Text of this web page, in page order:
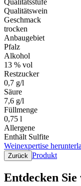
Qualitätswein
Geschmack
trocken
Anbaugebiet
Pfalz
Alkohol
13 % vol
Restzucker
0,7 g/l
Säure
7,6 g/l
Füllmenge
0,75 l
Allergene
Enthält Sulfite
Weinexpertise
Zurück Produkt
Entdecken